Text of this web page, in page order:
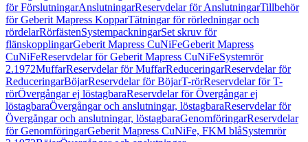
för FörslutningarAnslutningarReservdelar för AnslutningarTillbehör
för Geberit Mapress KopparTätningar för rörledningar och
rördelarRörfästenSystempackningarSet skruv för
flänskopplingarGeberit Mapress CuNiFeGeberit Mapress
CuNiFeReservdelar för Geberit Mapress CuNiFeSystemrör
2.1972MuffarReservdelar för MuffarReduceringarReservdelar för
ReduceringarBöjarReservdelar för BöjarT-rörReservdelar för T-
rörÖvergångar ej löstagbaraReservdelar för Övergångar ej
löstagbaraÖvergångar och anslutningar, löstagbaraReservdelar för
Övergångar och anslutningar, löstagbaraGenomföringarReservdelar
för GenomföringarGeberit Mapress CuNiFe, FKM blåSystemrör